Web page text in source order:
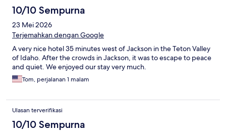
10/10 Sempurna
23 Mei 2026
Terjemahkan dengan Google
A very nice hotel 35 minutes west of Jackson in the Teton Valley
of Idaho. After the crowds in Jackson, it was to escape to peace
and quiet. We enjoyed our stay very much.
Tom, perjalanan 1 malam
Ulasan terverifikasi
10/10 Sempurna